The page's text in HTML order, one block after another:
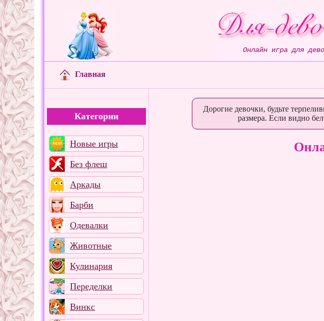
Онлайн игра для
Главная
Категории
Новые игры
Без флеш
Аркады
Барби
Одевалки
Животные
Кулинария
Переделки
Винкс
Дорогие девочки, будьте
размера. Если видно